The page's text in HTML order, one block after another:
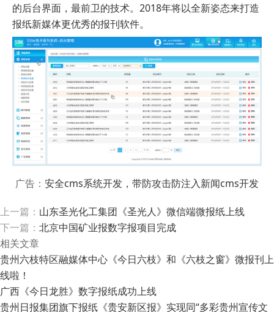
的后台界面，最前卫的技术。2018年将以全新姿态来打造
报纸新媒体更优秀的报刊软件。
广告： 安全cms系统开发，带防攻击防注入新闻cms开发
上一篇： 山东圣光化工集团《圣光人》微信端微报纸上线
下一篇： 北京中国矿业报数字报项目完成
相关文章
贵州六枝特区融媒体中心《今日六枝》和《六枝之窗》微报刊上
线啦！
广西《今日龙胜》数字报纸成功上线
贵州日报集团旗下报纸《贵安新区报》实现同“多彩贵州宣传文